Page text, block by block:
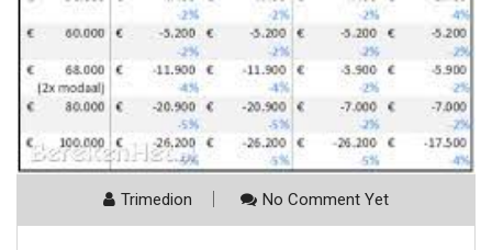
Trimedion No Comment Yet